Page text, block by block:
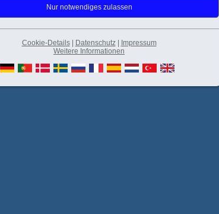
Cookie-Details| Datenschutz| Impressum
Weitere Informationen